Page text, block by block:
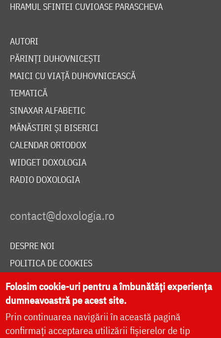
HRAMUL SFINTEI CUVIOASE PARASCHEVA
AUTORI
PĂRINȚI DUHOVNICEȘTI
MAICI CU VIAȚĂ DUHOVNICEASCĂ
TEMATICĂ
SINAXAR ALFABETIC
MĂNĂSTIRI ȘI BISERICI
CALENDAR ORTODOX
WIDGET DOXOLOGIA
RADIO DOXOLOGIA
DESPRE NOI
POLITICA DE COOKIES
DONEAZĂ ONLINE PENTRU CATEDRALA NAȚIONALĂ
LIVE
Folosim cookie-uri pentru a îmbunătăți experiența
dumneavoastră pe acest site.
Prin continuarea navigării în această pagină
confirmați acceptarea utilizării fișierelor de tip